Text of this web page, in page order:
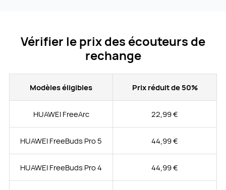
Vérifier le prix des écouteurs de
rechange
Modèles éligibles Prix réduit de 50%
HUAWEI FreeArc 22,99 €
HUAWEI FreeBuds Pro 5 44,99 €
HUAWEI FreeBuds Pro 4 44,99 €